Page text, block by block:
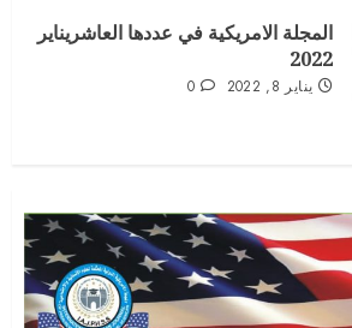
2022
يناير 8, 2022 0
أغسطس 16, 2021 0